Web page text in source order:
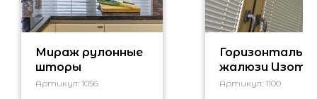
Мираж рулонные
шторы
Артикул: 1056
жалюзи
Артикул: 1100